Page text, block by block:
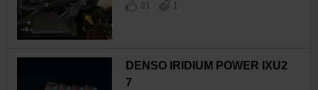
31
1
DENSO IRIDIUM POWER IXU2
7